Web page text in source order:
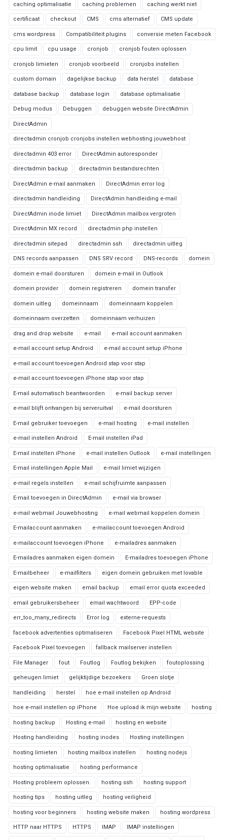
caching optimalisatie caching problemen caching werkt niet
certificaat checkout CMS cms alternatief CMS update
cms wordpress Compatibiliteit plugins conversie meten Facebook
cpu limit cpu usage cronjob cronjob fouten oplossen
cronjob limieten cronjob voorbeeld cronjobs instellen
custom domain dagelijkse backup data herstel database
database backup database login database optimalisatie
Debug modus Debuggen debuggen website DirectAdmin
DirectAdmin
directadmin cronjob cronjobs instellen webhosting jouwebhost
directadmin 403 error DirectAdmin autoresponder
directadmin backup directadmin bestandsrechten
DirectAdmin e-mail aanmaken DirectAdmin error log
directadmin handleiding DirectAdmin handleiding e-mail
DirectAdmin inode limiet DirectAdmin mailbox vergroten
DirectAdmin MX record directadmin php instellen
directadmin sitepad directadmin ssh directadmin uitleg
DNS records aanpassen DNS SRV record DNS-records domein
domein e-mail doorsturen domein e-mail in Outlook
domein provider domein registreren domein transfer
domein uitleg domeinnaam domeinnaam koppelen
domeinnaam overzetten domeinnaam verhuizen
drag and drop website e-mail e-mail account aanmaken
e-mail account setup Android e-mail account setup iPhone
e-mail account toevoegen Android stap voor stap
e-mail account toevoegen iPhone stap voor stap
E-mail automatisch beantwoorden e-mail backup server
e-mail blijft ontvangen bij serveruitval e-mail doorsturen
E-mail gebruiker toevoegen e-mail hosting e-mail instellen
e-mail instellen Android E-mail instellen iPad
E-mail instellen iPhone e-mail instellen Outlook e-mail instellingen
E-mail instellingen Apple Mail e-mail limiet wijzigen
e-mail regels instellen e-mail schijfruimte aanpassen
E-mail toevoegen in DirectAdmin e-mail via browser
e-mail webmail Jouwebhosting e-mail webmail koppelen domein
E-mailaccount aanmaken e-mailaccount toevoegen Android
e-mailaccount toevoegen iPhone e-mailadres aanmaken
E-mailadres aanmaken eigen domein E-mailadres toevoegen iPhone
E-mailbeheer e-mailfilters eigen domein gebruiken met lovable
eigen website maken email backup email error quota exceeded
email gebruikersbeheer email wachtwoord EPP-code
err_too_many_redirects Error log externe-requests
facebook advertenties optimaliseren Facebook Pixel HTML website
Facebook Pixel toevoegen fallback mailserver instellen
File Manager fout Foutlog Foutlog bekijken foutoplossing
geheugen limiet gelijktijdige bezoekers Groen slotje
handleiding herstel hoe e-mail instellen op Android
hoe e-mail instellen op iPhone Hoe upload ik mijn website hosting
hosting backup Hosting e-mail hosting en website
Hosting handleiding hosting inodes Hosting instellingen
hosting limieten hosting mailbox instellen hosting nodejs
hosting optimalisatie hosting performance
Hosting probleem oplossen. hosting ssh hosting support
hosting tips hosting uitleg hosting veiligheid
hosting voor beginners hosting website maken hosting wordpress
HTTP naar HTTPS HTTPS IMAP IMAP instellingen